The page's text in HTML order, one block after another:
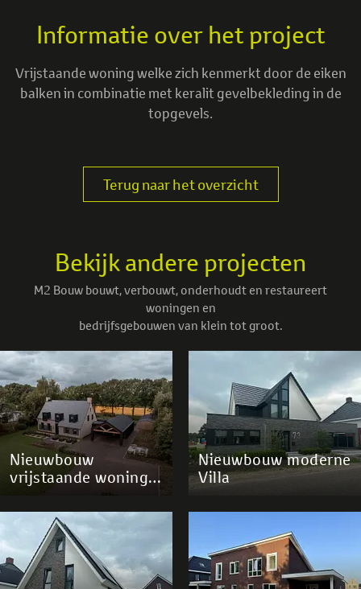
Informatie over het project
Vrijstaande woning welke zich kenmerkt door de eiken
balken in combinatie met keralit gevelbekleding in de
topgevels.
Terug naar het overzicht
Bekijk andere projecten
M2 Bouw bouwt, verbouwt, onderhoudt en restaureert
woningen en
bedrijfsgebouwen van klein tot groot.
Nieuwbouw
vrijstaande woning
Dedemsvaart
Nieuwbouw moderne
Villa